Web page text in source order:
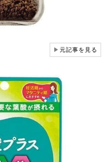
▶元記事を見る